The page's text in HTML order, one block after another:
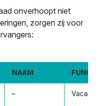
onverhoopt niet
zorgen zij voor
NAAM
– Vacant